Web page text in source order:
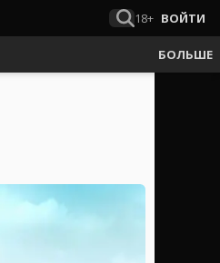
18+ ВОЙТИ
БОЛЬШЕ